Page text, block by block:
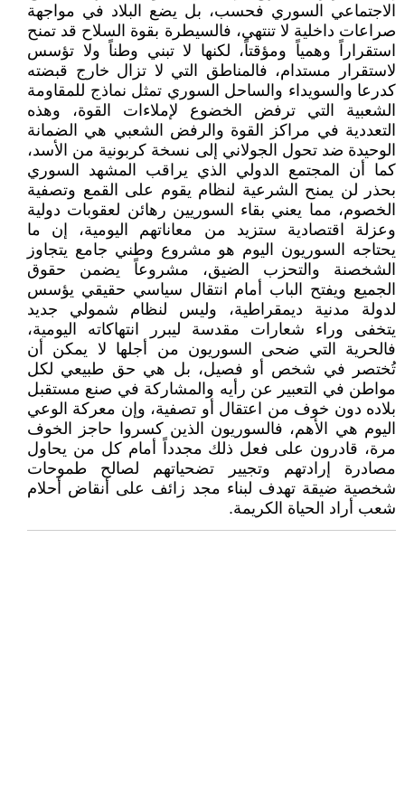
الاجتماعي السوري فحسب، بل يضع البلاد في مواجهة
صراعات داخلية لا تنتهي، فالسيطرة بقوة السلاح قد تمنح
استقراراً وهمياً ومؤقتاً، لكنها لا تبني وطناً ولا تؤسس
لاستقرار مستدام، فالمناطق التي لا تزال خارج قبضته
كدرعا والسويداء والساحل السوري تمثل نماذج للمقاومة
الشعبية التي ترفض الخضوع لإملاءات القوة، وهذه
التعددية في مراكز القوة والرفض الشعبي هي الضمانة
الوحيدة ضد تحول الجولاني إلى نسخة كربونية من الأسد،
كما أن المجتمع الدولي الذي يراقب المشهد السوري
بحذر لن يمنح الشرعية لنظام يقوم على القمع وتصفية
الخصوم، مما يعني بقاء السوريين رهائن لعقوبات دولية
وعزلة اقتصادية ستزيد من معاناتهم اليومية، إن ما
يحتاجه السوريون اليوم هو مشروع وطني جامع يتجاوز
الشخصنة والتحزب الضيق، مشروعاً يضمن حقوق
الجميع ويفتح الباب أمام انتقال سياسي حقيقي يؤسس
لدولة مدنية ديمقراطية، وليس لنظام شمولي جديد
يتخفى وراء شعارات مقدسة ليبرر انتهاكاته اليومية،
فالحرية التي ضحى السوريون من أجلها لا يمكن أن
تُختصر في شخص أو فصيل، بل هي حق طبيعي لكل
مواطن في التعبير عن رأيه والمشاركة في صنع مستقبل
بلاده دون خوف من اعتقال أو تصفية، وإن معركة الوعي
اليوم هي الأهم، فالسوريون الذين كسروا حاجز الخوف
مرة، قادرون على فعل ذلك مجدداً أمام كل من يحاول
مصادرة إرادتهم وتجيير تضحياتهم لصالح طموحات
شخصية ضيقة تهدف لبناء مجد زائف على أنقاض أحلام
شعب أراد الحياة الكريمة.